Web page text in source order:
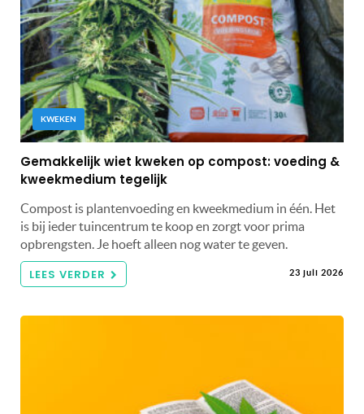
KWEKEN
Gemakkelijk wiet kweken op compost: voeding &
kweekmedium tegelijk
Compost is plantenvoeding en kweekmedium in één. Het
is bij ieder tuincentrum te koop en zorgt voor prima
opbrengsten. Je hoeft alleen nog water te geven.
LEES VERDER 23 juli 2026